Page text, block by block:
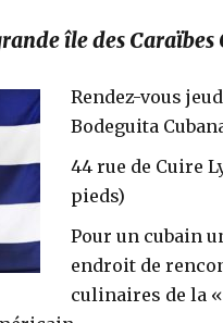
île des Caraïbes
Rendez-vous
Bodeguita
44 rue de Cuire
pieds)
Pour un cubain
endroit de
culinaires de la